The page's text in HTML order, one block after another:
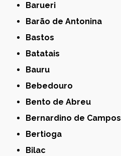
Barueri
Barão de Antonina
Bastos
Batatais
Bauru
Bebedouro
Bento de Abreu
Bernardino de Campos
Bertioga
Bilac